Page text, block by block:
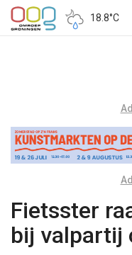
18.8°C
Fietsster
bij valpartij